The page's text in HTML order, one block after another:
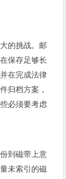
的挑战。邮
保存足够长
在完成法律
归档方案，
必须要考虑
到磁带上意
未索引的磁